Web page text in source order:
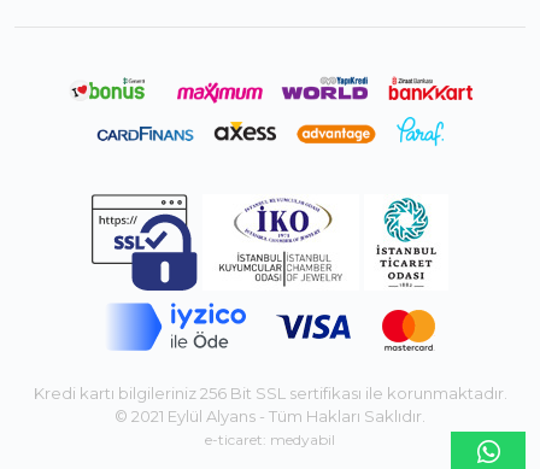
Kredi kartı bilgileriniz 256 Bit SSL sertifikası ile korunmaktadır.
© 2021 Eylül Alyans - Tüm Hakları Saklıdır.
e-ticaret: medyabil